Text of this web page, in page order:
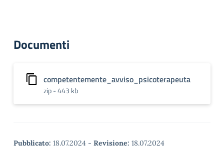
Documenti
competentemente_avviso_psicoterapeuta
zip - 443 kb
Pubblicato: 18.07.2024 - Revisione: 18.07.2024